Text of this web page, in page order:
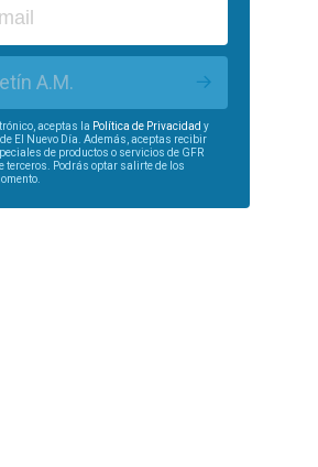
A.M.
aceptas la Política de Privacidad y
de El Nuevo Día. Además, aceptas recibir
de productos o servicios de GFR
terceros. Podrás optar salirte de los